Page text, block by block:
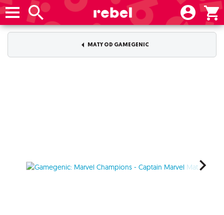
MATY OD GAMEGENIC